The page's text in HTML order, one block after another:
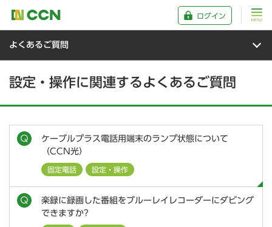
ログイン
よくあるご質問
設定・操作に関連するよくあるご質問
ケーブルプラス電話用端末のランプ状態について
（CCN光）
固定電話 設定・操作
楽録に録画した番組をブルーレイレコーダーにダビング
できますか?